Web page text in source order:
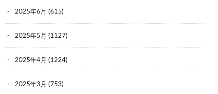
2025年6月 (615)
2025年5月 (1127)
2025年4月 (1224)
2025年3月 (753)